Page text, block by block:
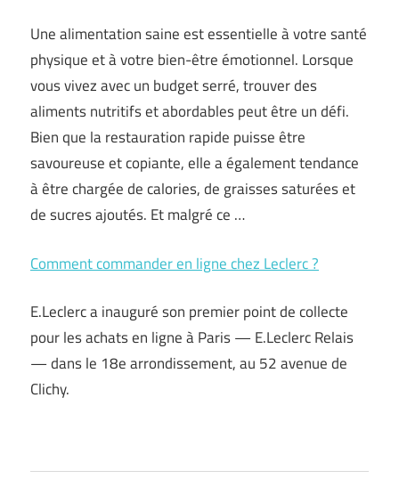
Une alimentation saine est essentielle à votre santé
physique et à votre bien-être émotionnel. Lorsque
vous vivez avec un budget serré, trouver des
aliments nutritifs et abordables peut être un défi.
Bien que la restauration rapide puisse être
savoureuse et copiante, elle a également tendance
à être chargée de calories, de graisses saturées et
de sucres ajoutés. Et malgré ce …
Comment commander en ligne chez Leclerc ?
E.Leclerc a inauguré son premier point de collecte
pour les achats en ligne à Paris — E.Leclerc Relais
— dans le 18e arrondissement, au 52 avenue de
Clichy.